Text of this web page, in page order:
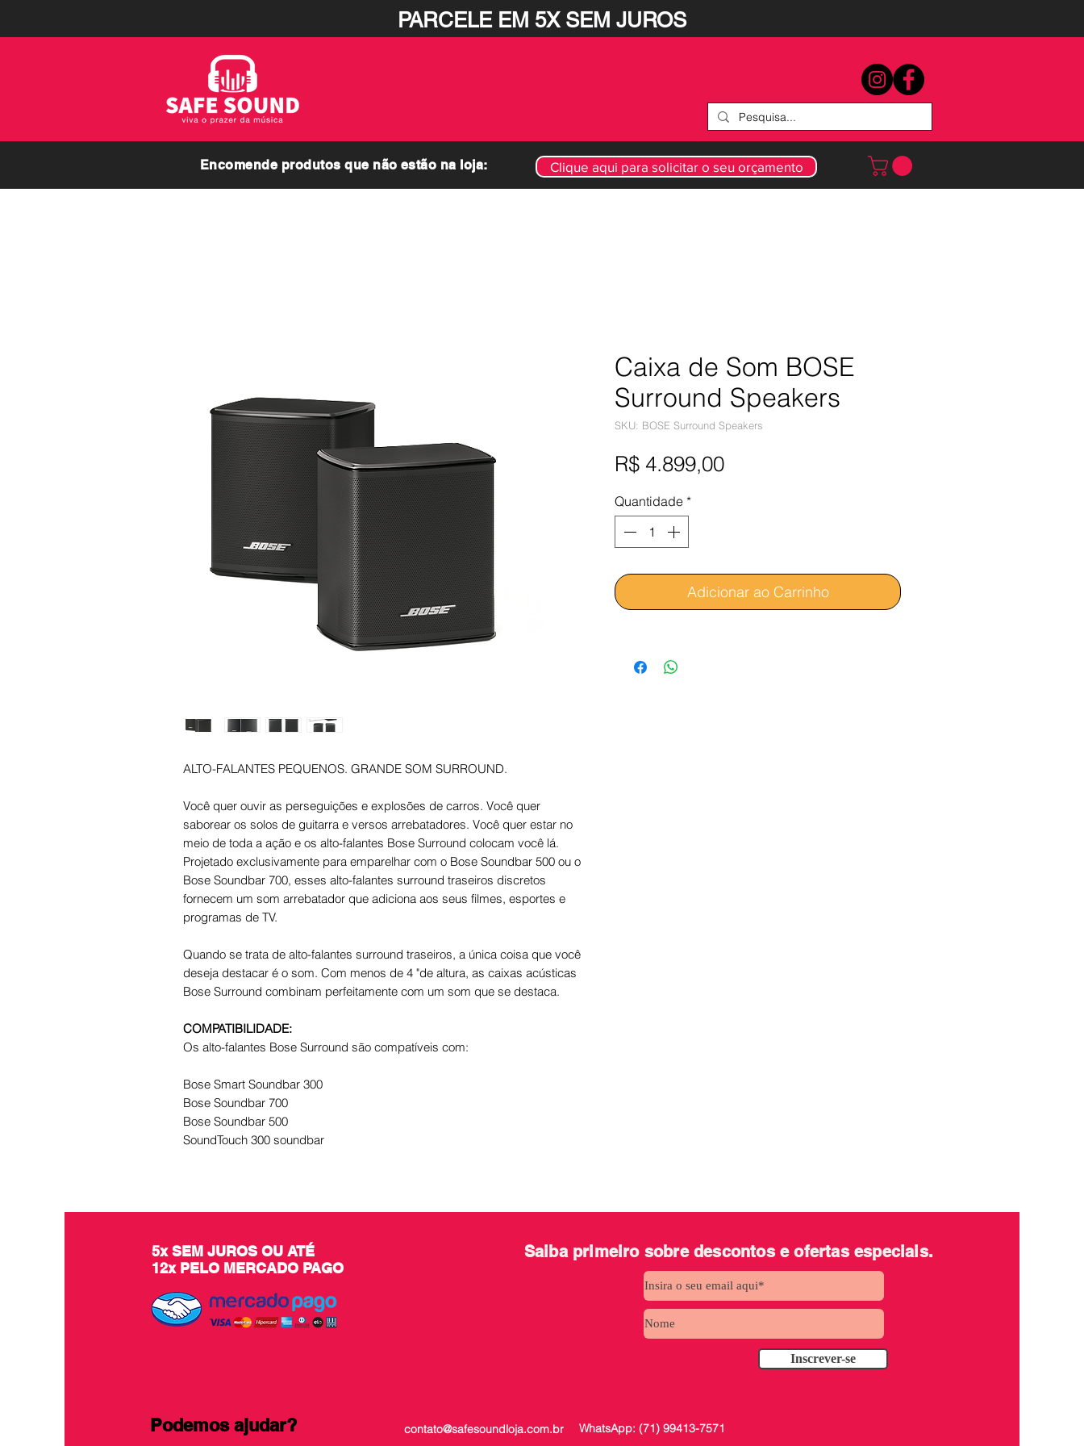
PARCELE EM 5X SEM JUROS
Encomende produtos que não estão na loja: Clique aqui para solicitar o seu orçamento
ALTO-FALANTES PEQUENOS. GRANDE SOM SURROUND.
Você quer ouvir as perseguições e explosões de carros. Você quer
saborear os solos de guitarra e versos arrebatadores. Você quer estar no
meio de toda a ação e os alto-falantes Bose Surround colocam você lá.
Projetado exclusivamente para emparelhar com o Bose Soundbar 500 ou o
Bose Soundbar 700, esses alto-falantes surround traseiros discretos
fornecem um som arrebatador que adiciona aos seus filmes, esportes e
programas de TV.
Quando se trata de alto-falantes surround traseiros, a única coisa que você
deseja destacar é o som. Com menos de 4 "de altura, as caixas acústicas
Bose Surround combinam perfeitamente com um som que se destaca.
COMPATIBILIDADE:
Os alto-falantes Bose Surround são compatíveis com:
Bose Smart Soundbar 300
Bose Soundbar 700
Bose Soundbar 500
SoundTouch 300 soundbar
Caixa de Som BOSE
Surround Speakers
SKU: BOSE Surround Speakers
R$ 4.899,00Preço
Quantidade *
Adicionar ao Carrinho
5x SEM JUROS OU ATÉ
12x PELO MERCADO PAGO
Podemos ajudar?
Inscrever-se
Saiba primeiro sobre descontos e ofertas especiais.
contato@safesoundloja.com.br WhatsApp: (71) 99413-7571